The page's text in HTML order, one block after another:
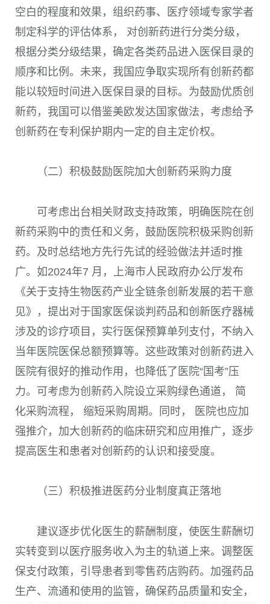
空白的程度和效果，组织药事、医疗领域专家学者
制定科学的评估体系， 对创新药进行分类分级，
根据分类分级结果，确定各类药品进入医保目录的
顺序和比例。未来，我国应争取实现所有创新药都
能以较短时间进入医保目录的目标。为鼓励优质创
新药，我国可以借鉴美欧发达国家做法，考虑给予
创新药在专利保护期内一定的自主定价权。
（二）积极鼓励医院加大创新药采购力度
可考虑出台相关财政支持政策，明确医院在创
新药采购中的责任和义务，鼓励医院积极采购创新
药。及时总结地方先行先试的经验做法并适时推
广。如2024年7 月，上海市人民政府办公厅发布
《关于支持生物医药产业全链条创新发展的若干意
见》，提出对于国家医保谈判药品和创新医疗器械
涉及的诊疗项目，实行医保预算单列支付，不纳入
当年医院医保总额预算等。这些政策对创新药进入
医院有很好的推动作用，也降低了医院“国考”压
力。可考虑为创新药入院设立采购绿色通道， 简
化采购流程， 缩短采购周期。同时， 医院也应加
强推介，加大创新药的临床研究和应用推广，逐步
提高医生和患者对创新药的认识和接受度。
（三）积极推进医药分业制度真正落地
建议逐步优化医生的薪酬制度，使医生薪酬切
实转变到以医疗服务收入为主的轨道上来。调整医
保支付政策，引导患者到零售药店购药。加强药品
生产、流通和使用的监管，确保药品质量和安全，